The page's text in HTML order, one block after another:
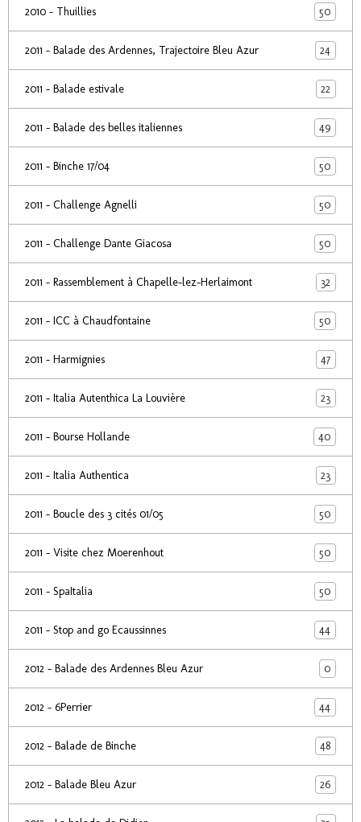
2010 - Thuillies 50
2011 - Balade des Ardennes, Trajectoire Bleu Azur 24
2011 - Balade estivale 22
2011 - Balade des belles italiennes 49
2011 - Binche 17/04 50
2011 - Challenge Agnelli 50
2011 - Challenge Dante Giacosa 50
2011 - Rassemblement à Chapelle-lez-Herlaimont 32
2011 - ICC à Chaudfontaine 50
2011 - Harmignies 47
2011 - Italia Autenthica La Louvière 23
2011 - Bourse Hollande 40
2011 - Italia Authentica 23
2011 - Boucle des 3 cités 01/05 50
2011 - Visite chez Moerenhout 50
2011 - SpaItalia 50
2011 - Stop and go Ecaussinnes 44
2012 - Balade des Ardennes Bleu Azur 0
2012 - 6Perrier 44
2012 - Balade de Binche 48
2012 - Balade Bleu Azur 26